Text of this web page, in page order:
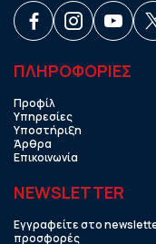
ΠΛΗΡΟΦΟΡΙΕΣ
Προφίλ
Υπηρεσίες
Υποστήριξη
Άρθρα
Επικοινωνία
NEWSLETTER
Εγγραφείτε στο
προσφορές